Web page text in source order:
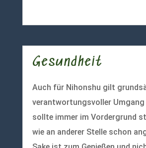
Gesundheit
Auch für Nihonshu gilt
verantwortungsvoller
sollte immer im Vordergrund
wie an anderer Stelle schon